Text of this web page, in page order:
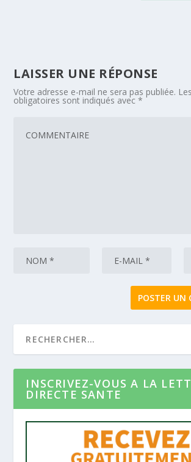
LAISSER UNE RÉPONSE
Votre adresse e-mail ne sera pas publiée.
obligatoires sont indiqués avec*
INSCRIVEZ-VOUS A LA
DIRECTE SANTE